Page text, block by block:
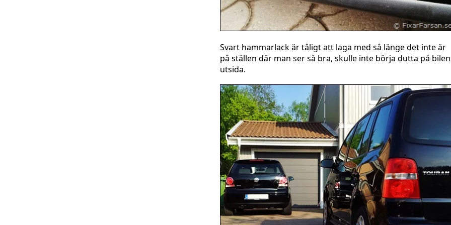
Svart hammarlack är tåligt att laga med så länge det inte är
på ställen där man ser så bra, skulle inte börja dutta på
utsida.